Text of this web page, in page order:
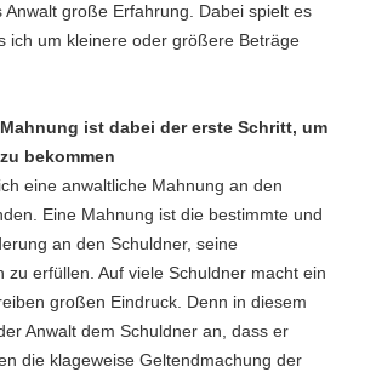
Anwalt große Erfahrung. Dabei spielt es
ich um kleinere oder größere Beträge
ist dabei der erste Schritt, um
bekommen
eine anwaltliche Mahnung an den
Eine Mahnung ist die bestimmte und
an den Schuldner, seine
zu erfüllen. Auf viele Schuldner macht ein
großen Eindruck. Denn in diesem
Anwalt dem Schuldner an, dass er
die klageweise Geltendmachung der